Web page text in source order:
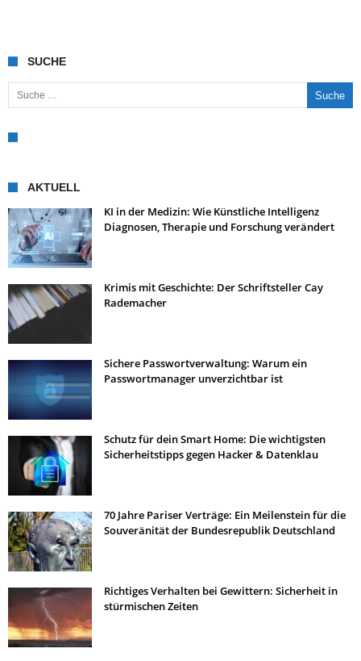
SUCHE
Suche nach:
AKTUELL
KI in der Medizin: Wie Künstliche Intelligenz
Diagnosen, Therapie und Forschung verändert
Krimis mit Geschichte: Der Schriftsteller Cay
Rademacher
Sichere Passwortverwaltung: Warum ein
Passwortmanager unverzichtbar ist
Schutz für dein Smart Home: Die wichtigsten
Sicherheitstipps gegen Hacker & Datenklau
70 Jahre Pariser Verträge: Ein Meilenstein für die
Souveränität der Bundesrepublik Deutschland
Richtiges Verhalten bei Gewittern: Sicherheit in
stürmischen Zeiten